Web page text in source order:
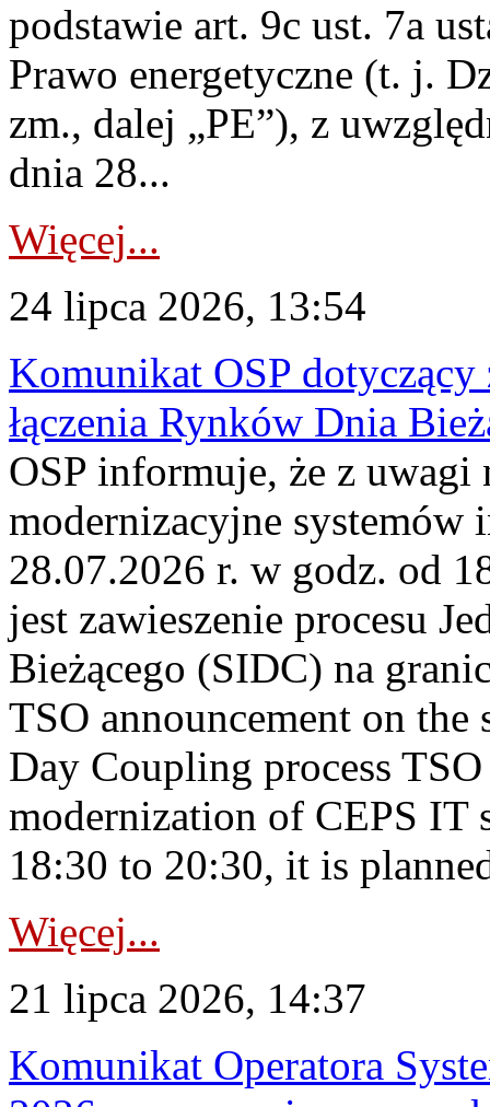
podstawie art. 9c ust. 7a
Prawo energetyczne (t. j.
zm., dalej „PE”), z
dnia 28...
Więcej...
24 lipca 2026, 13:54
Komunikat OSP dotyczący
łączenia Rynków Dnia
OSP informuje, że z uwagi
modernizacyjne
28.07.2026 r. w godz. od
jest zawieszenie procesu
Bieżącego (SIDC) na
TSO announcement on
Day Coupling process
modernization of CEPS IT
18:30 to 20:30, it is
Więcej...
21 lipca 2026, 14:37
Komunikat Operatora